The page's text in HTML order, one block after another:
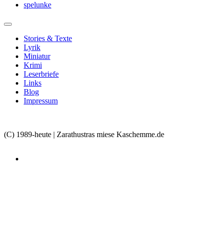
spelunke
Stories & Texte
Lyrik
Miniatur
Krimi
Leserbriefe
Links
Blog
Impressum
(C) 1989-heute | Zarathustras miese Kaschemme.de